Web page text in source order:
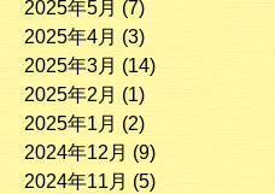
2025年5月 (7)
2025年4月 (3)
2025年3月 (14)
2025年2月 (1)
2025年1月 (2)
2024年12月 (9)
2024年11月 (5)